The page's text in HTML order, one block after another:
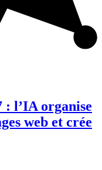
: l’IA organise
web et crée